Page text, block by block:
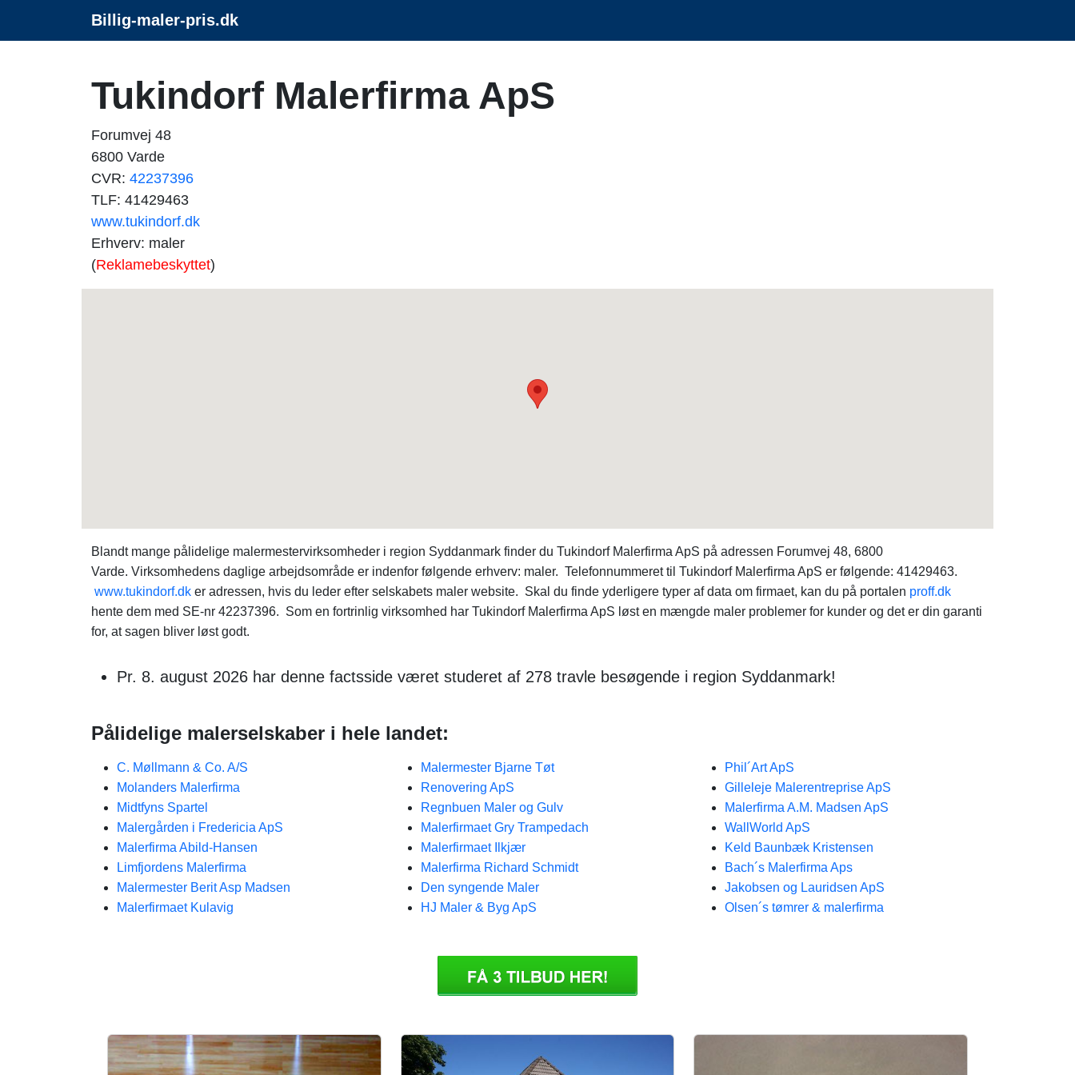
Billig-maler-pris.dk
Tukindorf Malerfirma ApS
Forumvej 48
6800 Varde
CVR: 42237396
TLF: 41429463
www.tukindorf.dk
Erhverv: maler
(Reklamebeskyttet)
Blandt mange pålidelige malermestervirksomheder i region Syddanmark finder du Tukindorf Malerfirma ApS på adressen Forumvej 48, 6800
Varde. Virksomhedens daglige arbejdsområde er indenfor følgende erhverv: maler. Telefonnummeret til Tukindorf Malerfirma ApS er følgende: 41429463.
www.tukindorf.dk er adressen, hvis du leder efter selskabets maler website. Skal du finde yderligere typer af data om firmaet, kan du på portalen proff.dk
hente dem med SE-nr 42237396. Som en fortrinlig virksomhed har Tukindorf Malerfirma ApS løst en mængde maler problemer for kunder og det er din garanti
for, at sagen bliver løst godt.
Pr. 8. august 2026 har denne factsside været studeret af 278 travle besøgende i region Syddanmark!
Pålidelige malerselskaber i hele landet:
C. Møllmann & Co. A/S
Molanders Malerfirma
Midtfyns Spartel
Malergården i Fredericia ApS
Malerfirma Abild-Hansen
Limfjordens Malerfirma
Malermester Berit Asp Madsen
Malerfirmaet Kulavig
Malermester Bjarne Tøt
Renovering ApS
Regnbuen Maler og Gulv
Malerfirmaet Gry Trampedach
Malerfirmaet Ilkjær
Malerfirma Richard Schmidt
Den syngende Maler
HJ Maler & Byg ApS
Phil´Art ApS
Gilleleje Malerentreprise ApS
Malerfirma A.M. Madsen ApS
WallWorld ApS
Keld Baunbæk Kristensen
Bach´s Malerfirma Aps
Jakobsen og Lauridsen ApS
Olsen´s tømrer & malerfirma